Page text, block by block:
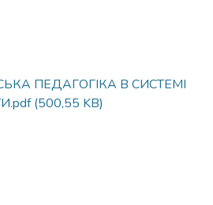
ПЕДАГОГІКА В СИСТЕМІ
(500,55 KB)